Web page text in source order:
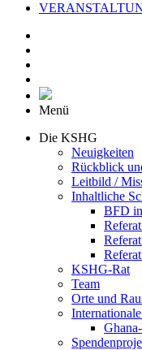
Menü
Die KSHG
Neuigkeiten
Rückblick
Leitbild /
Inhaltliche
BFD
KSHG-Rat
Team
Orte und